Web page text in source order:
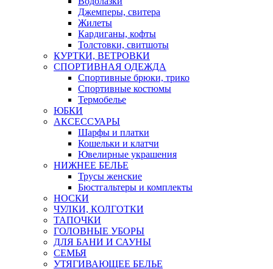
Джемперы, свитера
Жилеты
Кардиганы, кофты
Толстовки, свитшоты
КУРТКИ, ВЕТРОВКИ
СПОРТИВНАЯ ОДЕЖДА
Спортивные брюки, трико
Спортивные костюмы
Термобелье
ЮБКИ
AКСЕССУАРЫ
Шарфы и платки
Кошельки и клатчи
Ювелирные украшения
НИЖНЕЕ БЕЛЬЕ
Трусы женские
Бюстгальтеры и комплекты
НОСКИ
ЧУЛКИ, КОЛГОТКИ
ТАПОЧКИ
ГОЛОВНЫЕ УБОРЫ
ДЛЯ БАНИ И САУНЫ
СЕМЬЯ
УТЯГИВАЮЩЕЕ БЕЛЬЕ